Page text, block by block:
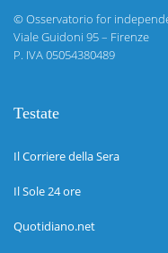
©Osservatorio for
Viale Guidoni 95 – Firenze
P. IVA 05054380489
Testate
Il Corriere della Sera
Il Sole 24 ore
Quotidiano.net